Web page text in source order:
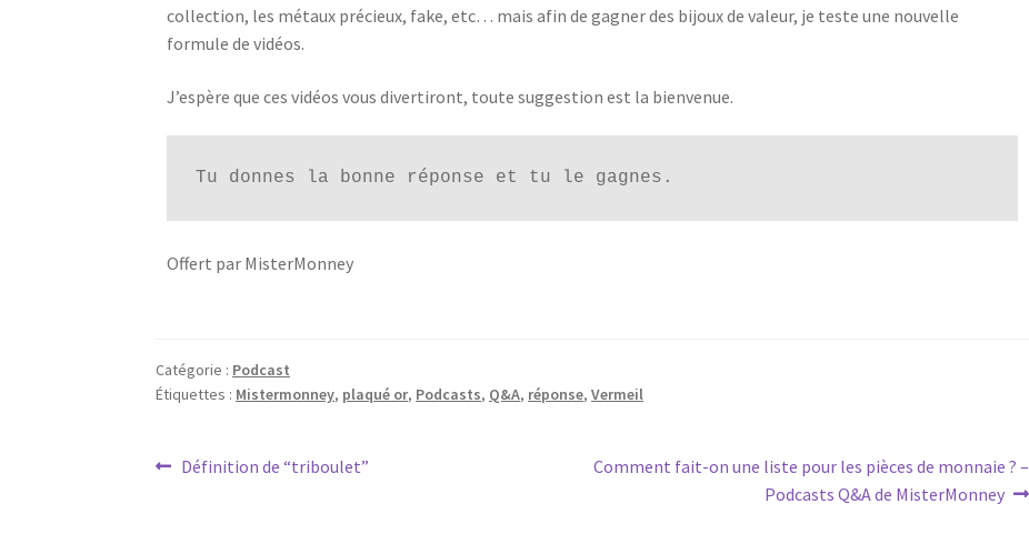
collection, les métaux précieux, fake, etc… mais afin de gagner des bijoux de valeur, je teste une nouvelle
formule de vidéos.
J’espère que ces vidéos vous divertiront, toute suggestion est la bienvenue.
Tu donnes la bonne réponse et tu le gagnes.
Offert par MisterMonney
Catégorie : Podcast
Étiquettes : Mistermonney, plaqué or, Podcasts, Q&A, réponse,Vermeil
Définition de “triboulet”
Comment fait-on une liste pour les pièces de monnaie ? –
Podcasts Q&A de MisterMonney